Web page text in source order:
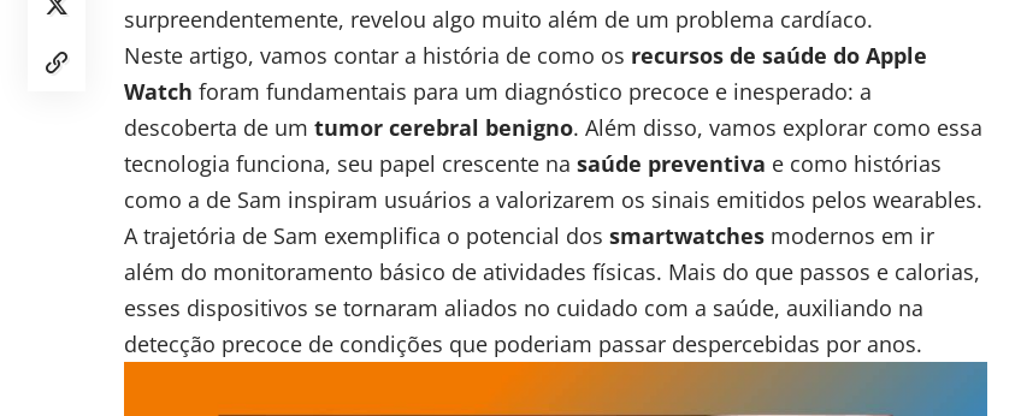
surpreendentemente, revelou algo muito além de um problema cardíaco.
Neste artigo, vamos contar a história de como os recursos de saúde do Apple
Watch foram fundamentais para um diagnóstico precoce e inesperado: a
descoberta de um tumor cerebral benigno. Além disso, vamos explorar como essa
tecnologia funciona, seu papel crescente na saúde preventiva e como histórias
como a de Sam inspiram usuários a valorizarem os sinais emitidos pelos wearables.
A trajetória de Sam exemplifica o potencial dos smartwatches modernos em ir
além do monitoramento básico de atividades físicas. Mais do que passos e calorias,
esses dispositivos se tornaram aliados no cuidado com a saúde, auxiliando na
detecção precoce de condições que poderiam passar despercebidas por anos.